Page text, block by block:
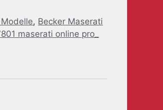
, Becker Maserati
maserati online pro_